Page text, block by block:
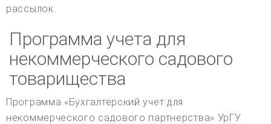
рассылок.
Программа учета для
некоммерческого садового
товарищества
Программа «Бухгалтерский учет для
некоммерческого садового партнерства» УрГУ